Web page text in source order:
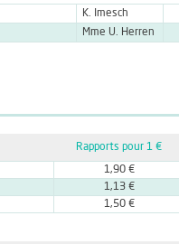
K. Imesch
Mme U. Herren
Rapports pour 1 €
1,90 €
1,13 €
1,50 €